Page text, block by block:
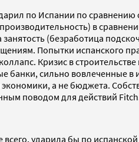
по Испании по сравнению
в
(безработица
Попытки испанского
Кризис в
банки, сильно вовлеченные
а не бюджета.
поводом для действий
всего, ударила бы по